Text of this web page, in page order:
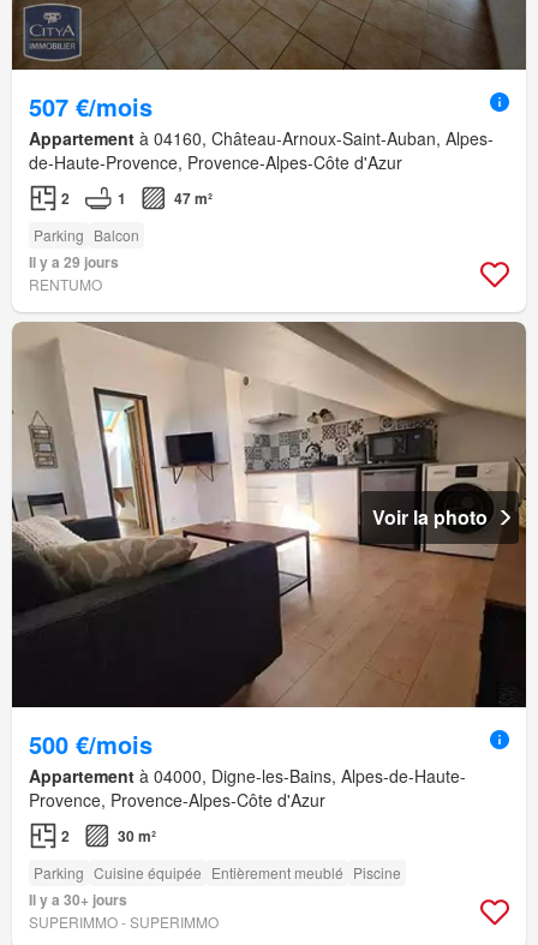
507 €/mois
Appartement à 04160, Château-Arnoux-Saint-Auban, Alpes-
de-Haute-Provence, Provence-Alpes-Côte d'Azur
2 1 47 m²
Parking Balcon
Il y a 29 jours
RENTUMO
Voir la photo
500 €/mois
Appartement à 04000, Digne-les-Bains, Alpes-de-Haute-
Provence, Provence-Alpes-Côte d'Azur
2 30 m²
Parking Cuisine équipée Entièrement meublé Piscine
Il y a 30+ jours
SUPERIMMO - SUPERIMMO